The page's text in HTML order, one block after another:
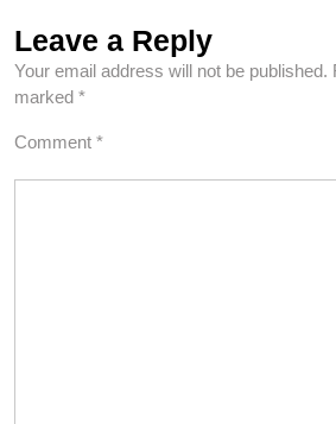
Leave a Reply
Your email address will not be published.
marked *
Comment *